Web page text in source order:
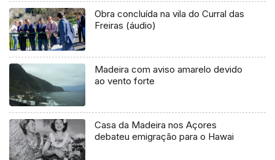
Obra concluída na vila do Curral das
Freiras (áudio)
Madeira com aviso amarelo devido
ao vento forte
Casa da Madeira nos Açores
debateu emigração para o Hawai